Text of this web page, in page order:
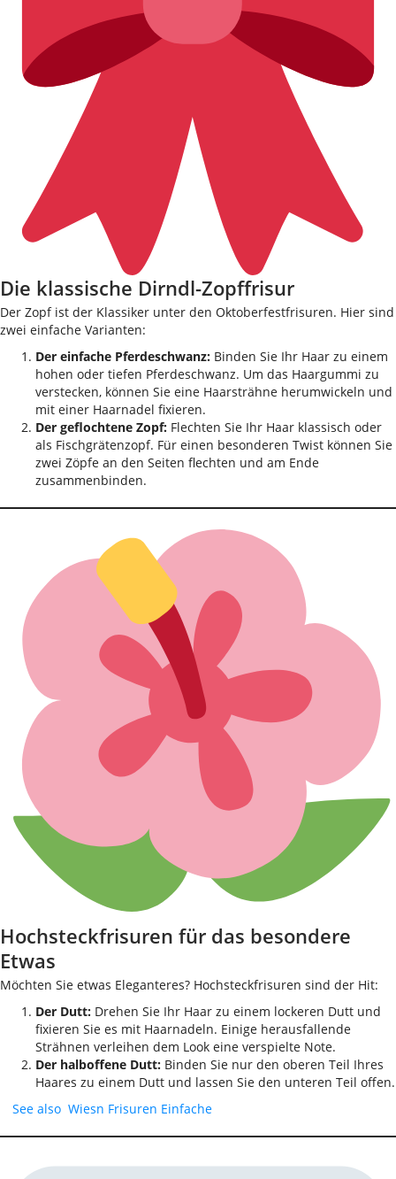
Die klassische Dirndl-Zopffrisur
Der Zopf ist der Klassiker unter den Oktoberfestfrisuren. Hier sind
zwei einfache Varianten:
Der einfache Pferdeschwanz: Binden Sie Ihr Haar zu einem
hohen oder tiefen Pferdeschwanz. Um das Haargummi zu
verstecken, können Sie eine Haarsträhne herumwickeln und
mit einer Haarnadel fixieren.
Der geflochtene Zopf: Flechten Sie Ihr Haar klassisch oder
als Fischgrätenzopf. Für einen besonderen Twist können Sie
zwei Zöpfe an den Seiten flechten und am Ende
zusammenbinden.
Hochsteckfrisuren für das besondere
Etwas
Möchten Sie etwas Eleganteres? Hochsteckfrisuren sind der Hit:
Der Dutt: Drehen Sie Ihr Haar zu einem lockeren Dutt und
fixieren Sie es mit Haarnadeln. Einige herausfallende
Strähnen verleihen dem Look eine verspielte Note.
Der halboffene Dutt: Binden Sie nur den oberen Teil Ihres
Haares zu einem Dutt und lassen Sie den unteren Teil offen.
See also Wiesn Frisuren Einfache